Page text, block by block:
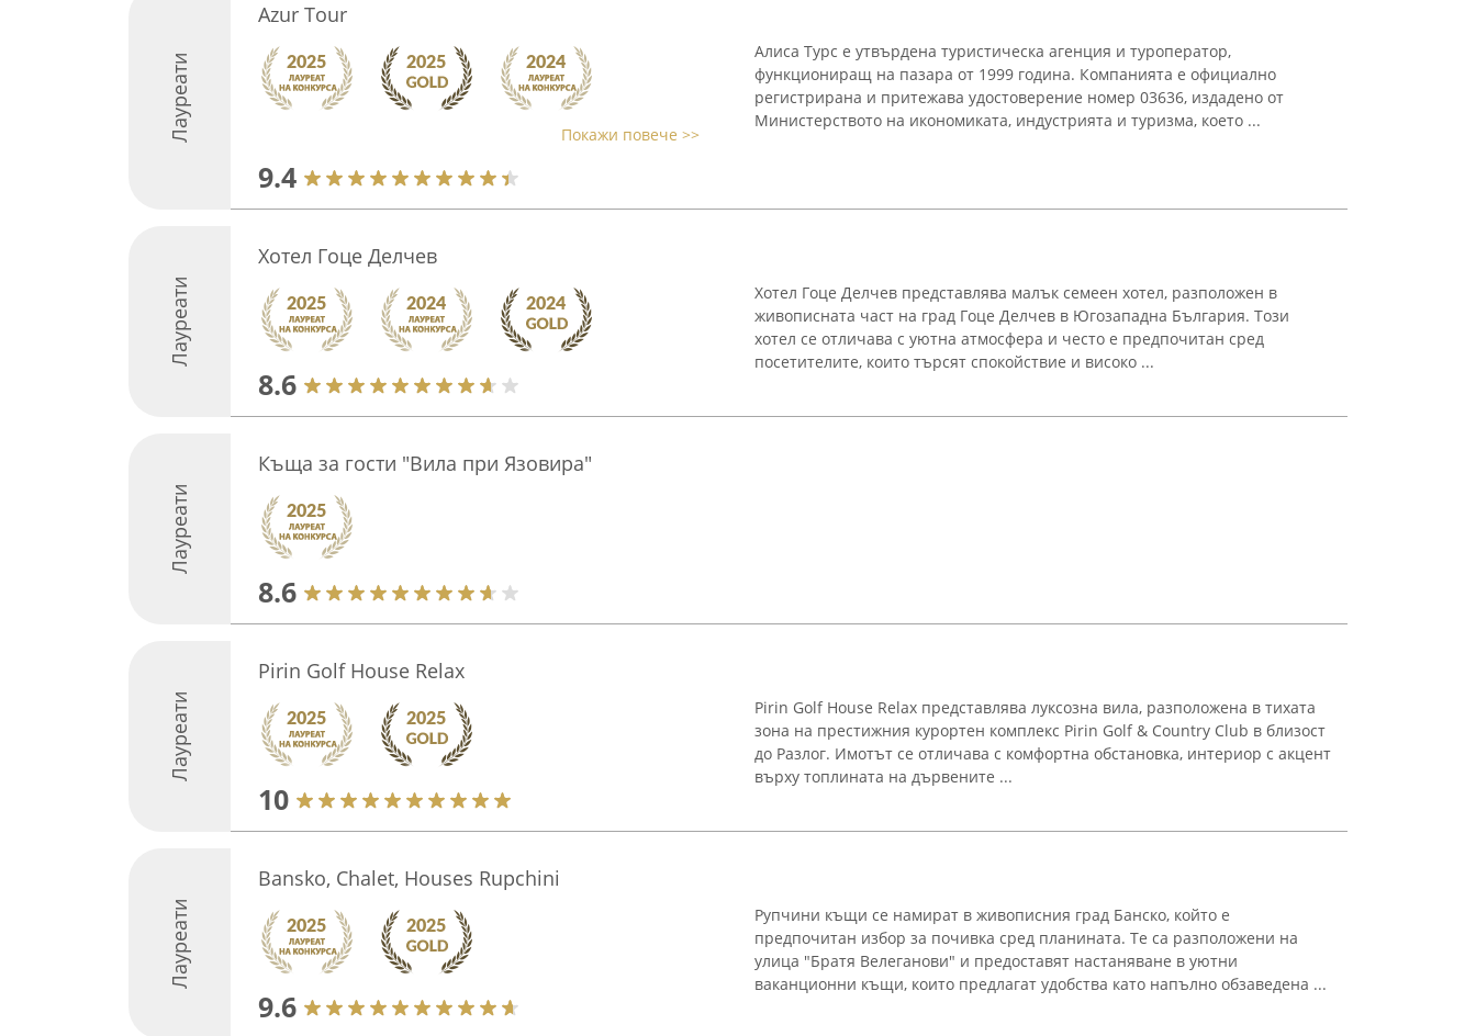
Лауреати
Azur Tour
Покажи повече >>
9.4
Алиса Турс е утвърдена туристическа агенция и туроператор,
функциониращ на пазара от 1999 година. Компанията е официално
регистрирана и притежава удостоверение номер 03636, издадено от
Министерството на икономиката, индустрията и туризма, което ...
Лауреати
Хотел Гоце Делчев
8.6
Хотел Гоце Делчев представлява малък семеен хотел, разположен в
живописната част на град Гоце Делчев в Югозападна България. Този
хотел се отличава с уютна атмосфера и често е предпочитан сред
посетителите, които търсят спокойствие и високо ...
Лауреати
Къща за гости "Вила при Язовира"
8.6
Лауреати
Pirin Golf House Relax
10
Pirin Golf House Relax представлява луксозна вила, разположена в тихата
зона на престижния курортен комплекс Pirin Golf & Country Club в близост
до Разлог. Имотът се отличава с комфортна обстановка, интериор с акцент
върху топлината на дървените ...
Лауреати
Bansko, Chalet, Houses Rupchini
9.6
Рупчини къщи се намират в живописния град Банско, който е
предпочитан избор за почивка сред планината. Те са разположени на
улица "Братя Велеганови" и предоставят настаняване в уютни
ваканционни къщи, които предлагат удобства като напълно обзаведена ...